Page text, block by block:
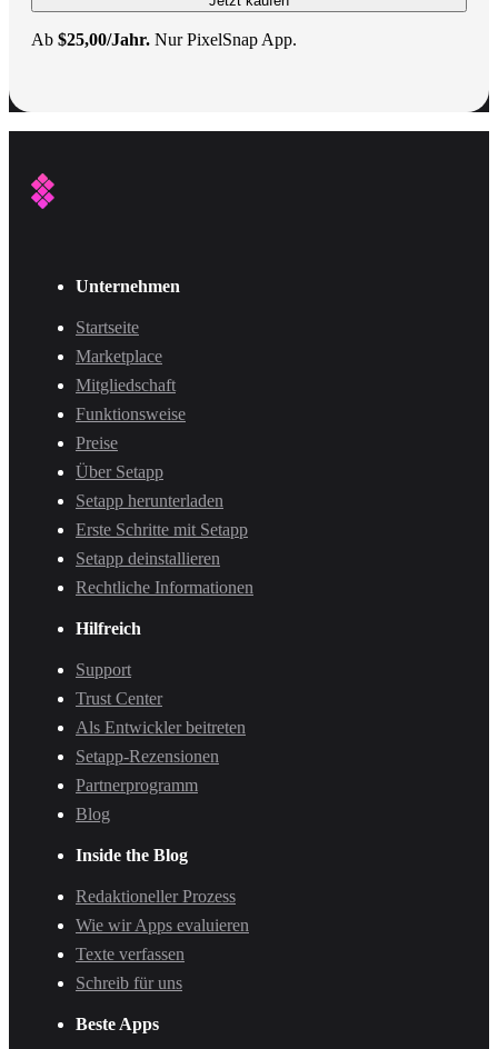
Ab $25,00/Jahr. Nur PixelSnap App.
Unternehmen
Startseite
Marketplace
Mitgliedschaft
Funktionsweise
Preise
Über Setapp
Setapp herunterladen
Erste Schritte mit Setapp
Setapp deinstallieren
Rechtliche Informationen
Hilfreich
Support
Trust Center
Als Entwickler beitreten
Setapp-Rezensionen
Partnerprogramm
Blog
Inside the Blog
Redaktioneller Prozess
Wie wir Apps evaluieren
Texte verfassen
Schreib für uns
Beste Apps